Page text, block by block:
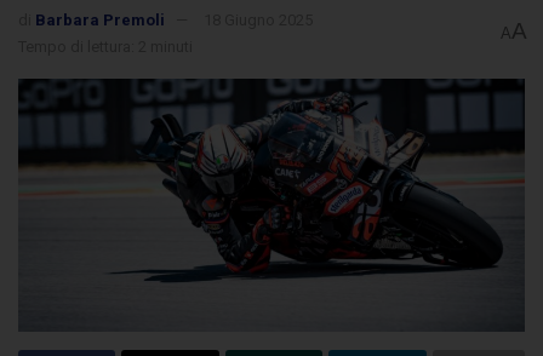
Barbara Premoli
AA